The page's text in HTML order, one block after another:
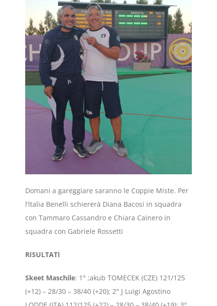
Domani a gareggiare saranno le Coppie Miste. Per
l’Italia Benelli schiererà Diana Bacosi in squadra
con Tammaro Cassandro e Chiara Cainero in
squadra con Gabriele Rossetti
RISULTATI
Skeet Maschile: 1° ;akub TOMECEK (CZE) 121/125
(+12) – 28/30 – 38/40 (+20); 2° J Luigi Agostino